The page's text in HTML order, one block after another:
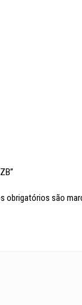
obrigatórios são